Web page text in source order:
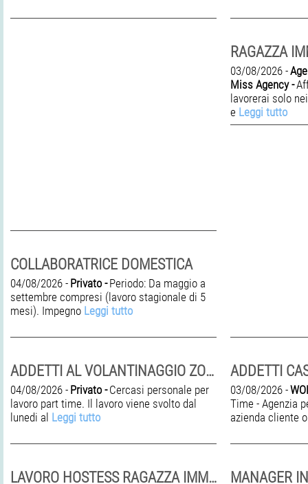
COLLABORATRICE DOMESTICA
04/08/2026 - Privato - Periodo: Da maggio a
settembre compresi (lavoro stagionale di 5
mesi). Impegno Leggi tutto
ADDETTI AL VOLANTINAGGIO ZONA PREGNANA MILANESE
04/08/2026 - Privato - Cercasi personale per
lavoro part time. Il lavoro viene svolto dal
lunedi al Leggi tutto
LAVORO HOSTESS RAGAZZA IMMAGINE | BLUE MOON AGENCY
03/08/2026 -
Miss Agency -
lavorerai solo
e Leggi tutto
03/08/2026 -
Time - Agenzia
azienda cliente
MANAGER